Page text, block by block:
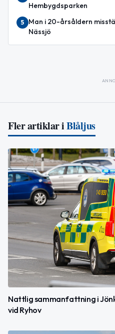
Hembygdsparken
5
Man i 20-årsåldern
Nässjö
Fler artiklar iBlåljus
Nattlig sammanfattning i
vid Ryhov